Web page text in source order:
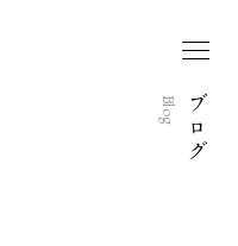
ブ
ロ
グ
Blog